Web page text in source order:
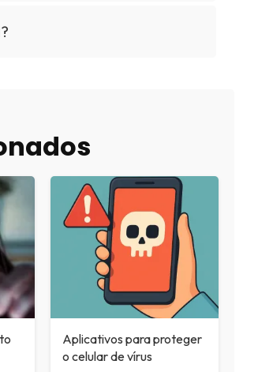
Aplicativos para proteger
o celular de vírus